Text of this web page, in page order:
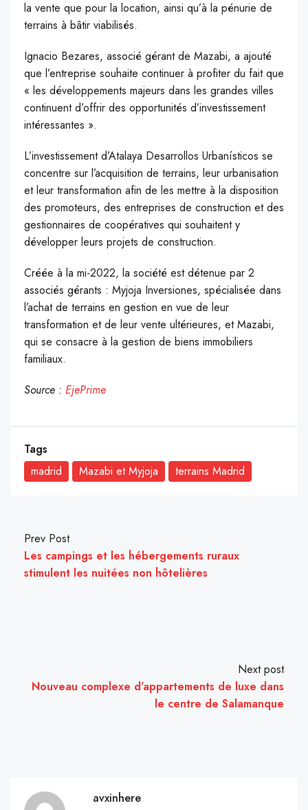
la vente que pour la location, ainsi qu’à la pénurie de
terrains à bâtir viabilisés.
Ignacio Bezares, associé gérant de Mazabi, a ajouté
que l’entreprise souhaite continuer à profiter du fait que
« les développements majeurs dans les grandes villes
continuent d’offrir des opportunités d’investissement
intéressantes ».
L’investissement d’Atalaya Desarrollos Urbanísticos se
concentre sur l’acquisition de terrains, leur urbanisation
et leur transformation afin de les mettre à la disposition
des promoteurs, des entreprises de construction et des
gestionnaires de coopératives qui souhaitent y
développer leurs projets de construction.
Créée à la mi-2022, la société est détenue par 2
associés gérants : Myjoja Inversiones, spécialisée dans
l’achat de terrains en gestion en vue de leur
transformation et de leur vente ultérieures, et Mazabi,
qui se consacre à la gestion de biens immobiliers
familiaux.
Source : EjePrime
Tags
madrid
Mazabi et Myjoja terrains Madrid
Prev Post
Les campings et les hébergements ruraux
stimulent les nuitées non hôtelières
Next post
Nouveau complexe d’appartements de luxe dans
le centre de Salamanque
avxinhere